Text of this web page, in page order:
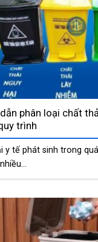
phân loại chất
trình
y tế phát sinh trong